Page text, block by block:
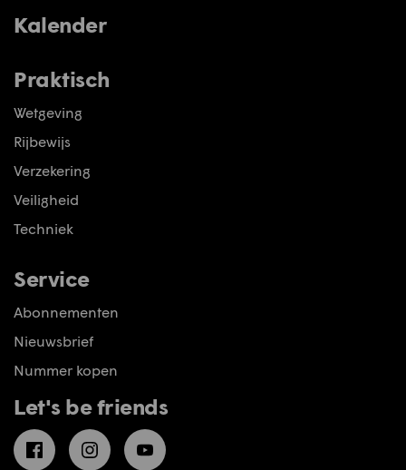
Kalender
Praktisch
Wetgeving
Rijbewijs
Verzekering
Veiligheid
Techniek
Service
Abonnementen
Nieuwsbrief
Nummer kopen
Let's be friends
FacebookInstagramYouTube